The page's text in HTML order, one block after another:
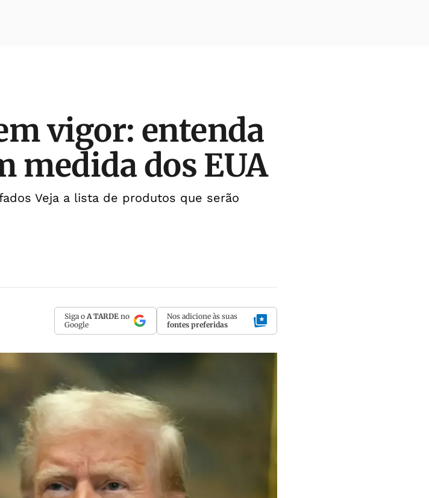
vigor: entenda
medida dos EUA
Veja a lista de produtos que serão
Siga o A TARDE no
Google
Nos adicione às suas
fontes preferidas